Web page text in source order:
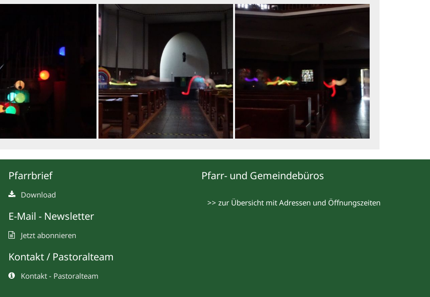
Pfarrbrief
Download
E-Mail - Newsletter
Jetzt abonnieren
Kontakt / Pastoralteam
Kontakt - Pastoralteam
Pfarr- und Gemeindebüros
>> zur Übersicht mit Adressen und Öffnungszeiten